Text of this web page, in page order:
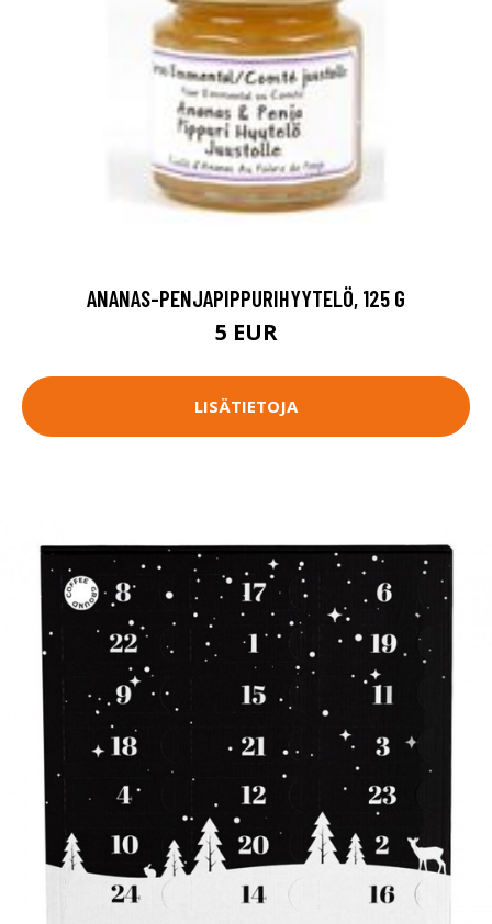
ANANAS-PENJAPIPPURIHYYTELÖ, 125 G
5 EUR
LISÄTIETOJA